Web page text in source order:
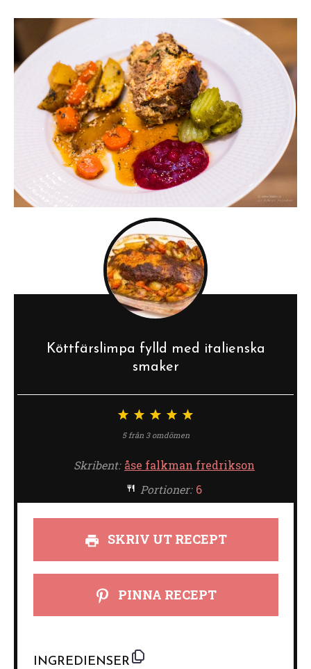
Köttfärslimpa fylld med italienska
smaker
5
4
stjärnor
3
stjärnor
2
stjärnor
1
stjärna
5från 3omdömen
Skribent: åse falkman fredrikson
Portioner: 6
SKRIV UT RECEPT
PINNA RECEPT
INGREDIENSER